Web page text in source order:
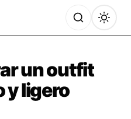
un outfit
y ligero